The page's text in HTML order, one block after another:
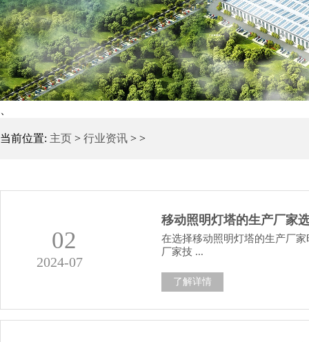
当前位置: 主页 > 行业资讯 > >
02
2024-07
移动照明灯塔的生产厂家
在选择移动照明灯塔的生产厂
厂家技 ...
了解详情